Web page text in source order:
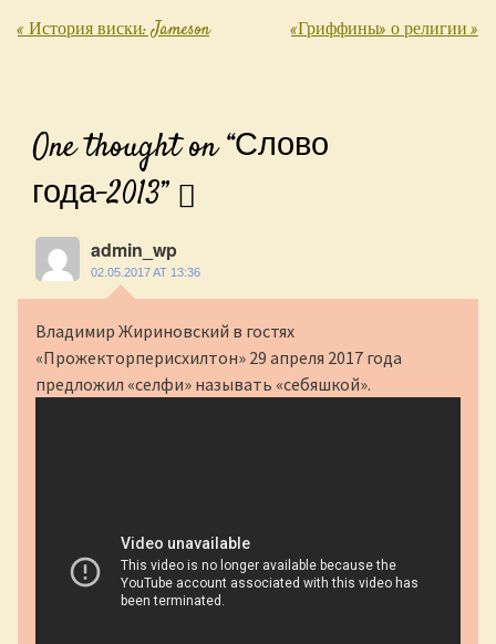
Post navigation
«История виски: Jameson «Гриффины» о религии»
One thought on “Слово
года-2013”
admin_wp
02.05.2017 AT 13:36
Владимир Жириновский в гостях
«Прожекторперисхилтон» 29 апреля 2017 года
предложил «селфи» называть «себяшкой».